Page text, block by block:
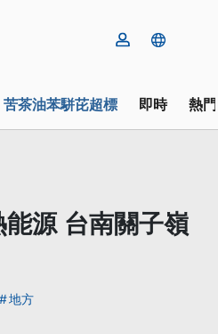
苦茶油苯駢芘超標 即時 熱
源 台南關子嶺
地方